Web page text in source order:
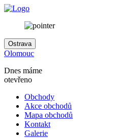
Ostrava
Olomouc
Dnes máme
otevřeno
Obchody
Akce obchodů
Mapa obchodů
Kontakt
Galerie